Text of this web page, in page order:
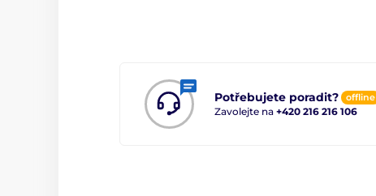
Potřebujete poradit? offline
Zavolejte na +420 216 216 106